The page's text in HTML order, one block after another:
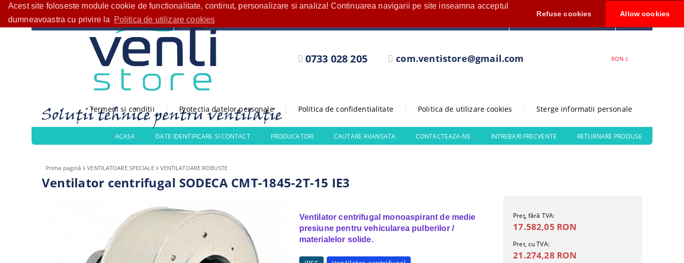
Acest site foloseste module cookie de functionalitate, continut, personalizare si analiza! Continuarea navigarii pe site inseamna acceptul
dumneavoastra cu privire la
Politica de utilizare cookies
Refuse cookies Allow cookies
Bine ați venit!
0733 028 205 com.ventistore@gmail.com RON
Termeni si conditii Protectia datelor personale Politica de confidentialitate Politica de utilizare cookies Sterge informatii personale
CATEGORII PRODUSE Contul meu 0
ACASA DATE IDENTIFICARE SI CONTACT PRODUCATORI CAUTARE AVANSATA CONTACTEAZA-NE INTREBARI FRECVENTE RETURNARE PRODUSE
Prima pagină VENTILATOARE SPECIALE VENTILATOARE ROBUSTE
Ventilator centrifugal SODECA CMT-1845-2T-15 IE3
Ventilator centrifugal monoaspirant de medie
presiune pentru vehicularea pulberilor /
materialelor solide.
Preţ, fără TVA:
17.582,05 RON
Pret, cu TVA:
21.274,28 RON